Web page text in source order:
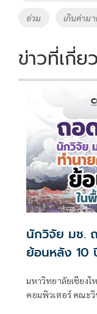
อ่วม เกินค่าม
ข่าวที่เกี่ย
นักวิจัย มช.
ย้อนหลัง 10
มหาวิทยาลัยเชียง
คอมพิวเตอร์ คณะ